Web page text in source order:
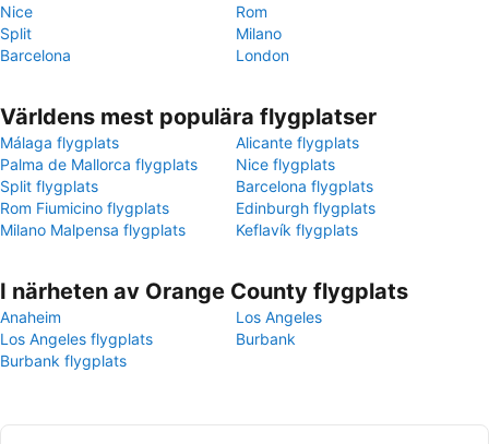
Nice
Rom
Split
Milano
Barcelona
London
Världens mest populära flygplatser
Málaga flygplats
Alicante flygplats
Palma de Mallorca flygplats
Nice flygplats
Split flygplats
Barcelona flygplats
Rom Fiumicino flygplats
Edinburgh flygplats
Milano Malpensa flygplats
Keflavík flygplats
I närheten av Orange County flygplats
Anaheim
Los Angeles
Los Angeles flygplats
Burbank
Burbank flygplats